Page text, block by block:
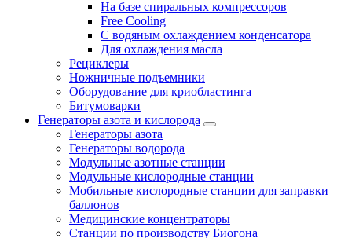
На базе спиральных компрессоров
Free Cooling
С водяным охлаждением конденсатора
Для охлаждения масла
Рециклеры
Ножничные подъемники
Оборудование для криобластинга
Битумоварки
Генераторы азота и кислорода
Генераторы азота
Генераторы водорода
Модульные азотные станции
Модульные кислородные станции
Мобильные кислородные станции для заправки
баллонов
Медицинские концентраторы
Станции по производству Биогона